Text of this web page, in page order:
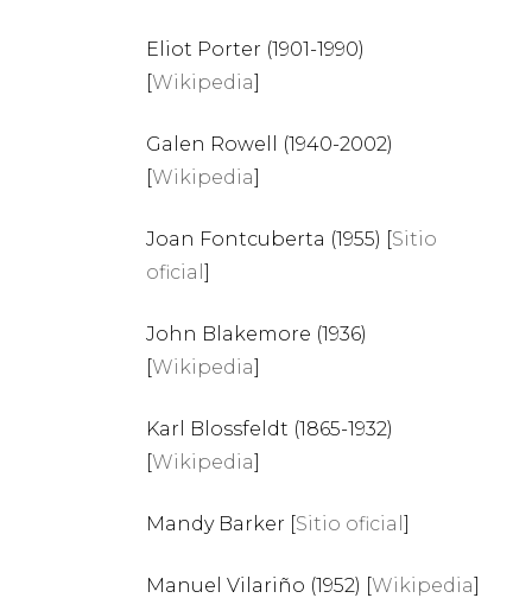
Eliot Porter (1901-1990)
[Wikipedia]
Galen Rowell (1940-2002)
[Wikipedia]
Joan Fontcuberta (1955) [Sitio
oficial ]
John Blakemore (1936)
[Wikipedia]
Karl Blossfeldt (1865-1932)
[Wikipedia]
Mandy Barker [Sitio oficial ]
Manuel Vilariño (1952) [Wikipedia]